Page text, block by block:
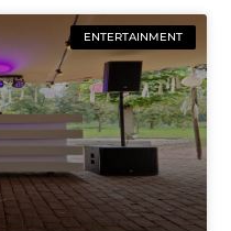
ENTERTAINMENT